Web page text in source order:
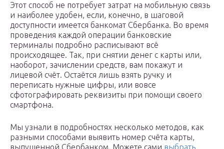
Этот способ не потребует затрат на мобильную связь
и наиболее удобен, если, конечно, в шаговой
доступности имеется банкомат Сбербанка. Во время
проведения каждой операции банковские
терминалы подробно расписывают всё
происходящее. Так, при снятии денег с карты или,
наоборот, зачислении средств, вам покажут и
лицевой счёт. Остаётся лишь взять ручку и
переписать нужные цифры, или вовсе
сфотографировать реквизиты при помощи своего
смартфона.
Мы узнали в подробностях несколько методов, как
разными способами выявить номер счёта карты,
выпущенной Сбербанком. Можете сами выбрать